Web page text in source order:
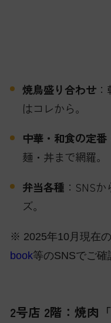
焼鳥盛り合わせ：
はコレから。
中華・和食の定番
麺・丼まで網羅。
弁当各種 ：SNS
ズ。
※ 2025年10月現在
book等のSNSでご確
2号店 2階：焼肉